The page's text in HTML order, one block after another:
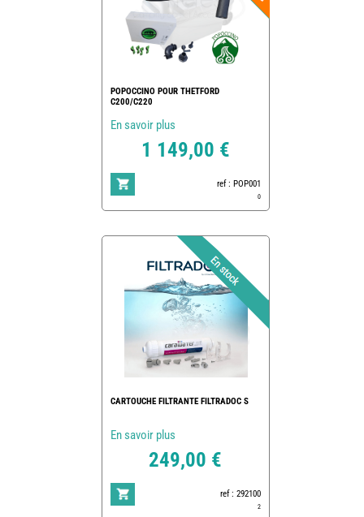
POPOCCINO POUR THETFORD
C200/C220
En savoir plus
1 149,00 €
ref : POP001
0
CARTOUCHE FILTRANTE FILTRADOC S
En savoir plus
249,00 €
ref : 292100
2